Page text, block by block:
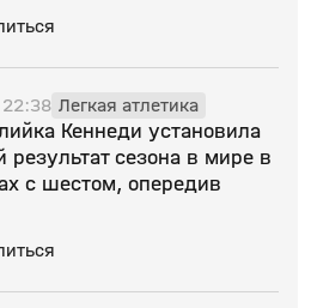
Легкая атлетика
Кеннеди установила
сезона в мире в
с шестом, опередив